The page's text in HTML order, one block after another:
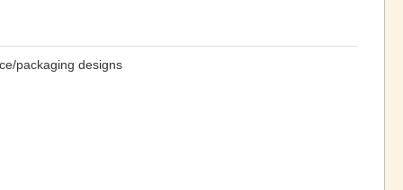
packaging designs